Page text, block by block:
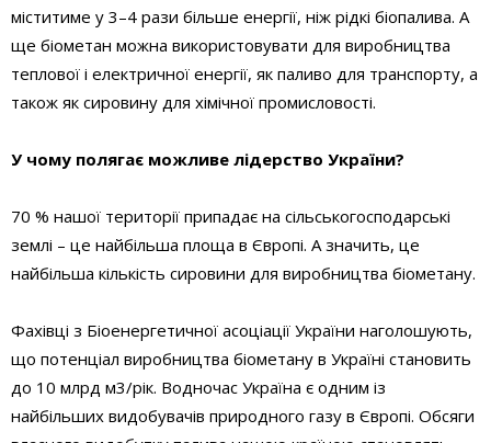
міститиме у 3–4 рази більше енергії, ніж рідкі біопалива. А
ще біометан можна використовувати для виробництва
теплової і електричної енергії, як паливо для транспорту, а
також як сировину для хімічної промисловості.
У чому полягає можливе лідерство України?
70 % нашої території припадає на сільськогосподарські
землі – це найбільша площа в Європі. А значить, це
найбільша кількість сировини для виробництва біометану.
Фахівці з Біоенергетичної асоціації України наголошують,
що потенціал виробництва біометану в Україні становить
до 10 млрд м3/рік. Водночас Україна є одним із
найбільших видобувачів природного газу в Європі. Обсяги